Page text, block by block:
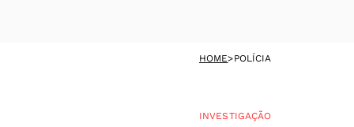
HOME>POLÍCIA
INVESTIGAÇÃO